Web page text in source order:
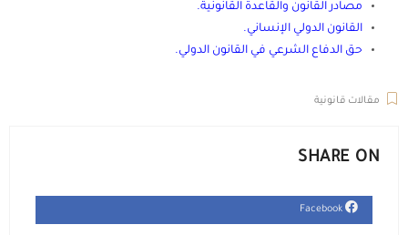
مصادر القانون والقاعدة القانونية.
القانون الدولي الإنساني.
حق الدفاع الشرعي في القانون الدولي.
مقالات قانونية
SHARE ON